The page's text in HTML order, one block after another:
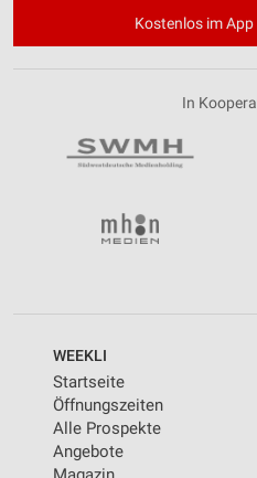
Kostenlos im
In
WEEKLI
Startseite
Öffnungszeiten
Alle Prospekte
Angebote